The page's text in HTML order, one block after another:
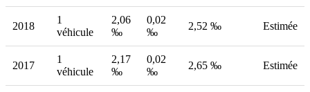
2018
1
véhicule
2,06
‰
0,02
‰
2,52 ‰ Estimée
2017
1
véhicule
2,17
‰
0,02
‰
2,65 ‰ Estimée